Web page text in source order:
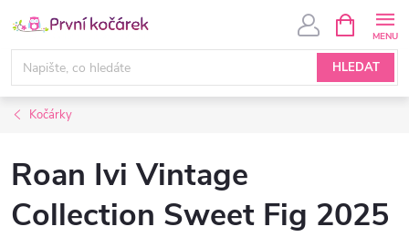
na
obsah
HLEDAT
NÁKUPNÍ
KOŠÍK
Kočárky
Roan Ivi Vintage
Collection Sweet Fig 2025